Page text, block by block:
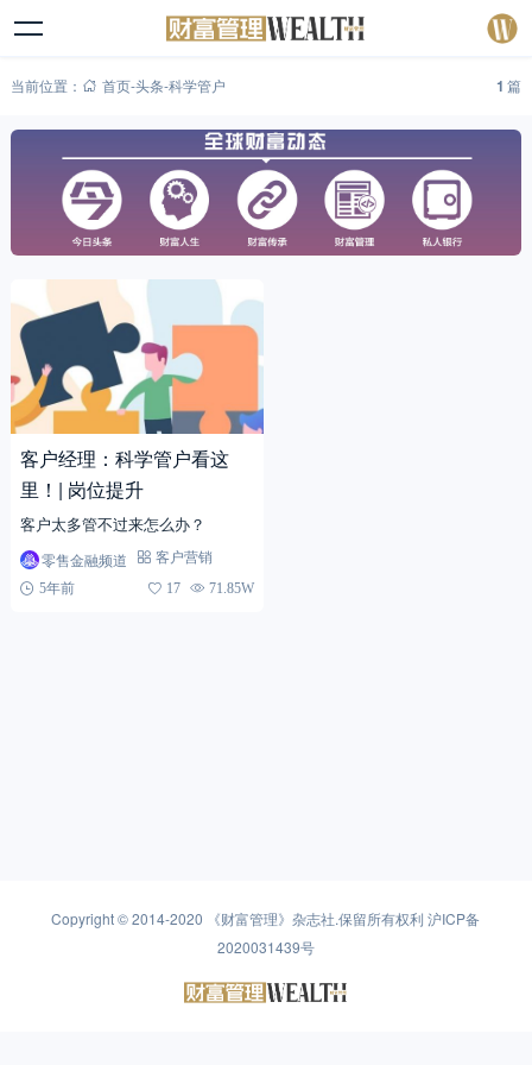
当前位置： 首页-头条-科学管户 1 篇
客户经理：科学管户看这
里！| 岗位提升
客户太多管不过来怎么办？
零售金融频道
客户营销
5年前
17 71.85W
Copyright © 2014-2020 《财富管理》杂志社.保留所有权利沪ICP备
2020031439号